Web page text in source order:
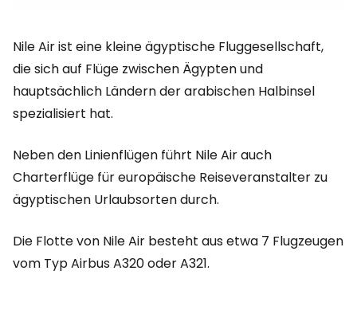
Nile Air ist eine kleine ägyptische Fluggesellschaft,
die sich auf Flüge zwischen Ägypten und
hauptsächlich Ländern der arabischen Halbinsel
spezialisiert hat.
Neben den Linienflügen führt Nile Air auch
Charterflüge für europäische Reiseveranstalter zu
ägyptischen Urlaubsorten durch.
Die Flotte von Nile Air besteht aus etwa 7 Flugzeugen
vom Typ Airbus A320 oder A321.